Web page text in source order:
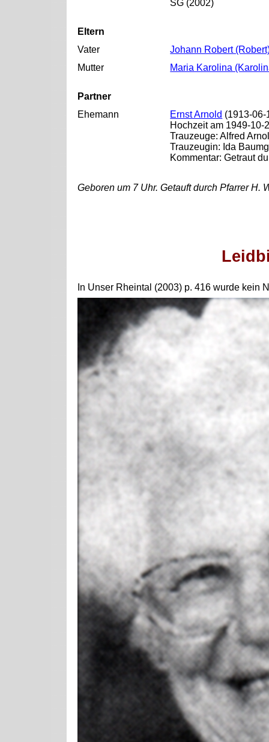
SG (2002)
Eltern
Vater
Johann Robert
Mutter
Maria Karolina
Partner
Ehemann
Ernst Arnold (1913-06-
Hochzeit am 1949-10-
Trauzeuge: Alfred
Trauzeugin: Ida
Kommentar: Getraut
Geboren um 7 Uhr. Getauft durch Pfarrer H.
In Unser Rheintal (2003) p. 416 wurde kein